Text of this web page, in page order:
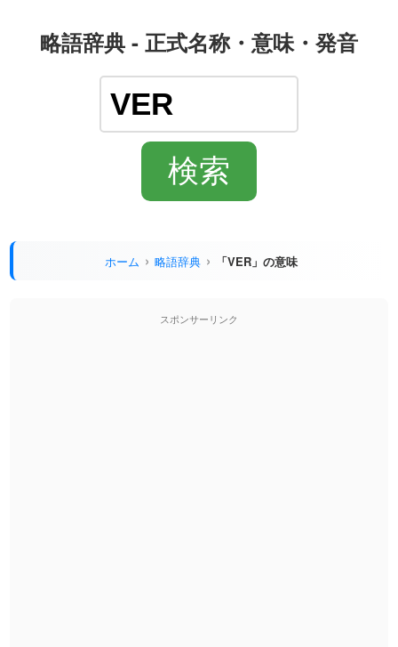
略語辞典 - 正式名称・意味・発音
ホーム 略語辞典 「VER」の意味
スポンサーリンク